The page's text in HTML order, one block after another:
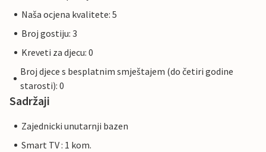
Naša ocjena kvalitete: 5
Broj gostiju: 3
Kreveti za djecu: 0
Broj djece s besplatnim smještajem (do četiri godine
starosti): 0
Sadržaji
Zajednicki unutarnji bazen
Smart TV : 1 kom.